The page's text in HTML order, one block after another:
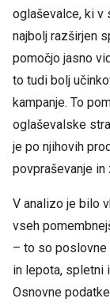
oglaševalce, ki v
najbolj razširjen
pomočjo jasno
to tudi bolj
kampanje. To
oglaševalske
je po njihovih
povpraševanje
V analizo je bilo
vseh
– to so poslovne
in lepota, spletni
Osnovne